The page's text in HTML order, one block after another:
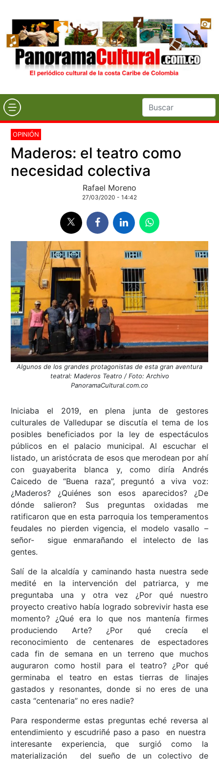
OPINIÓN
Maderos: el teatro como
necesidad colectiva
Rafael Moreno
27/03/2020 - 14:42
Algunos de los grandes protagonistas de esta gran aventura
teatral: Maderos Teatro / Foto: Archivo
PanoramaCultural.com.co
Iniciaba el 2019, en plena junta de gestores
culturales de Valledupar se discutía el tema de los
posibles beneficiados por la ley de espectáculos
públicos en el palacio municipal. Al escuchar el
listado, un aristócrata de esos que merodean por ahí
con guayaberita blanca y, como diría Andrés
Caicedo de “Buena raza”, preguntó a viva voz:
¿Maderos? ¿Quiénes son esos aparecidos? ¿De
dónde salieron? Sus preguntas oxidadas me
ratificaron que en esta parroquia los temperamentos
feudales no pierden vigencia, el modelo vasallo –
señor- sigue enmarañando el intelecto de las
gentes.
Salí de la alcaldía y caminando hasta nuestra sede
medité en la intervención del patriarca, y me
preguntaba una y otra vez ¿Por qué nuestro
proyecto creativo había logrado sobrevivir hasta ese
momento? ¿Qué era lo que nos mantenía firmes
produciendo Arte? ¿Por qué crecía el
reconocimiento de centenares de espectadores
cada fin de semana en un terreno que muchos
auguraron como hostil para el teatro? ¿Por qué
germinaba el teatro en estas tierras de linajes
gastados y resonantes, donde si no eres de una
casta “centenaria” no eres nadie?
Para responderme estas preguntas eché reversa al
entendimiento y escudriñé paso a paso en nuestra
interesante experiencia, que surgió como la
materialización del sueño de un colectivo de